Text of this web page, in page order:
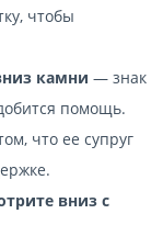
чтобы
камни — знак
помощь.
что ее супруг
вниз с